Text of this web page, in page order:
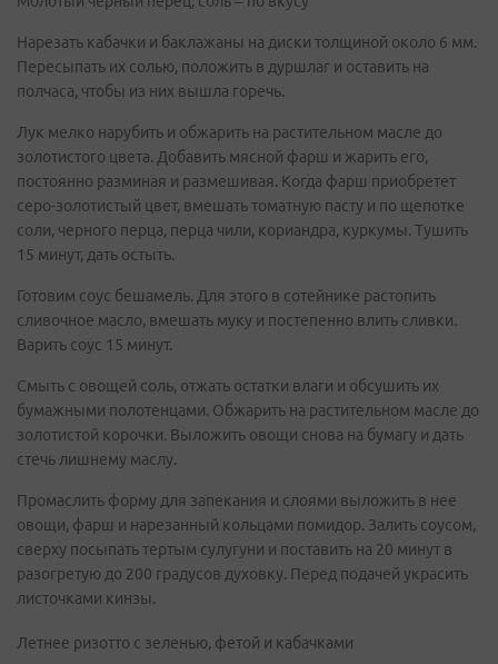
Нарезать кабачки и баклажаны на диски толщиной около 6 мм.
Пересыпать их солью, положить в дуршлаг и оставить на
полчаса, чтобы из них вышла горечь.
Лук мелко нарубить и обжарить на растительном масле до
золотистого цвета. Добавить мясной фарш и жарить его,
постоянно разминая и размешивая. Когда фарш приобретет
серо-золотистый цвет, вмешать томатную пасту и по щепотке
соли, черного перца, перца чили, кориандра, куркумы. Тушить
15 минут, дать остыть.
Готовим соус бешамель. Для этого в сотейнике растопить
сливочное масло, вмешать муку и постепенно влить сливки.
Варить соус 15 минут.
Смыть с овощей соль, отжать остатки влаги и обсушить их
бумажными полотенцами. Обжарить на растительном масле до
золотистой корочки. Выложить овощи снова на бумагу и дать
стечь лишнему маслу.
Промаслить форму для запекания и слоями выложить в нее
овощи, фарш и нарезанный кольцами помидор. Залить соусом,
сверху посыпать тертым сулугуни и поставить на 20 минут в
разогретую до 200 градусов духовку. Перед подачей украсить
листочками кинзы.
Летнее ризотто с зеленью, фетой и кабачками